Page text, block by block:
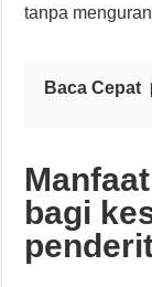
tanpa
Baca Cepat
bagi